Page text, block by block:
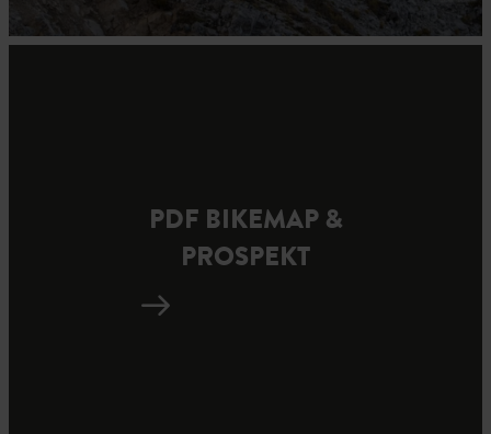
PDF BIKEMAP &
PROSPEKT